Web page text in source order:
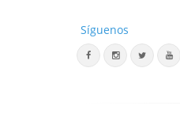
Síguenos